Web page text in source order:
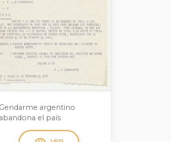
Gendarme argentino
abandona el país